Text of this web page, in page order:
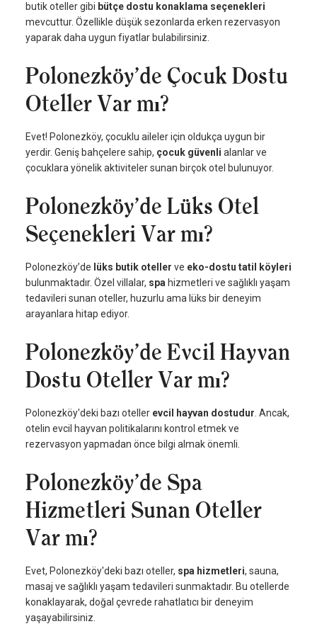
butik oteller gibi bütçe dostu konaklama seçenekleri
mevcuttur. Özellikle düşük sezonlarda erken rezervasyon
yaparak daha uygun fiyatlar bulabilirsiniz.
Polonezköy’de Çocuk Dostu
Oteller Var mı?
Evet! Polonezköy, çocuklu aileler için oldukça uygun bir
yerdir. Geniş bahçelere sahip, çocuk güvenli alanlar ve
çocuklara yönelik aktiviteler sunan birçok otel bulunuyor.
Polonezköy’de Lüks Otel
Seçenekleri Var mı?
Polonezköy’de lüks butik oteller ve eko-dostu tatil köyleri
bulunmaktadır. Özel villalar, spa hizmetleri ve sağlıklı yaşam
tedavileri sunan oteller, huzurlu ama lüks bir deneyim
arayanlara hitap ediyor.
Polonezköy’de Evcil Hayvan
Dostu Oteller Var mı?
Polonezköy'deki bazı oteller evcil hayvan dostudur . Ancak,
otelin evcil hayvan politikalarını kontrol etmek ve
rezervasyon yapmadan önce bilgi almak önemli.
Polonezköy’de Spa
Hizmetleri Sunan Oteller
Var mı?
Evet, Polonezköy'deki bazı oteller, spa hizmetleri, sauna,
masaj ve sağlıklı yaşam tedavileri sunmaktadır. Bu otellerde
konaklayarak, doğal çevrede rahatlatıcı bir deneyim
yaşayabilirsiniz.